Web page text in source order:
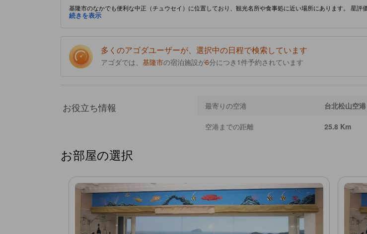
基隆市のなかでも便利な中正（チュウセイ）に位置しており、観光名所や食事処に近い場所にあります。 星評
の質と満足感を向上させるための設備が満載です。
続きを表示
多くのアゴダユーザーが、選択中の日程で検索しています
アゴダでは、 基隆市の宿泊施設が6分につき1件予約されています
お役立ち情報 最寄りの空港 台北松山空
空港までの距離 25.8 Km
お部屋の選択